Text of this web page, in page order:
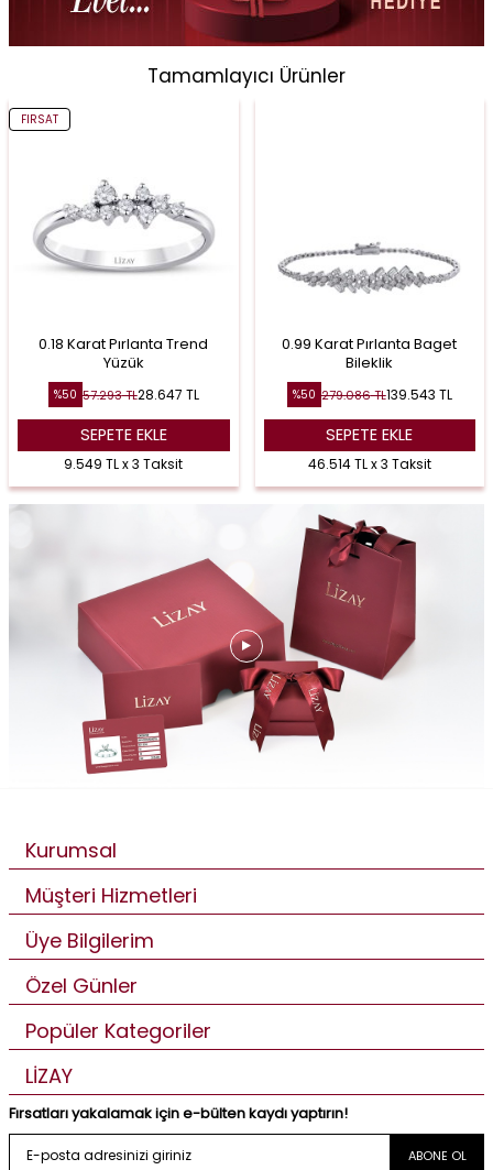
Tamamlayıcı Ürünler
FIRSAT
0.18 Karat Pırlanta Trend
Yüzük
%50 57.293TL28.647 TL
SEPETE EKLE
9.549 TL x 3 Taksit
0.99 Karat Pırlanta Baget
Bileklik
%50 279.086TL139.543 TL
SEPETE EKLE
46.514 TL x 3 Taksit
Kurumsal
Müşteri Hizmetleri
Üye Bilgilerim
Özel Günler
Popüler Kategoriler
LİZAY
Fırsatları yakalamak için e-bülten kaydı yaptırın!
ABONE OL